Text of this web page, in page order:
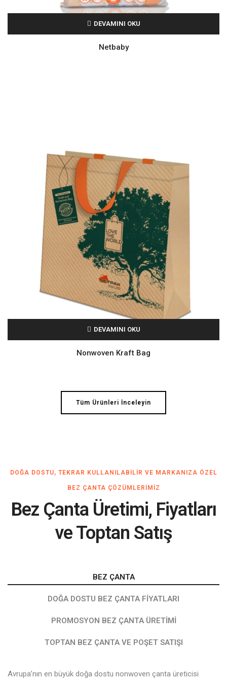
DEVAMINI OKU
Netbaby
DEVAMINI OKU
Nonwoven Kraft Bag
Tüm Ürünleri İnceleyin
DOĞA DOSTU, TEKRAR KULLANILABILIR VE MARKANIZA ÖZEL
BEZ ÇANTA ÇÖZÜMLERIMIZ
Bez Çanta Üretimi, Fiyatları
ve Toptan Satış
BEZ ÇANTA
DOĞA DOSTU BEZ ÇANTA FIYATLARI
PROMOSYON BEZ ÇANTA ÜRETIMI
TOPTAN BEZ ÇANTA VE POŞET SATIŞI
Avrupa’nın en büyük doğa dostu nonwoven çanta üreticisi